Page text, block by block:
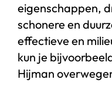
eigenschappen,
schonere en
effectieve en
kun je
Hijman